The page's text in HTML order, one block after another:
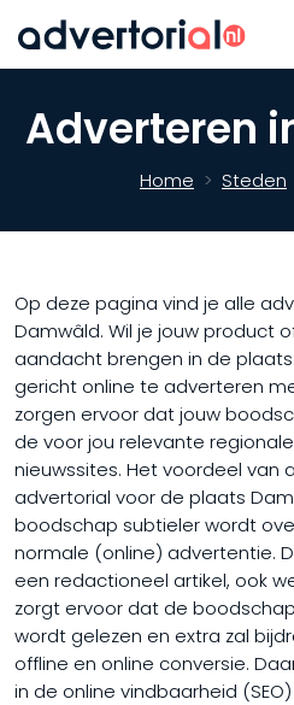
Adverteren
Home Steden
Op deze pagina vind je alle
Damwâld. Wil je jouw product
aandacht brengen in de
gericht online te adverteren
zorgen ervoor dat jouw
de voor jou relevante
nieuwssites. Het voordeel van
advertorial voor de plaats
boodschap subtieler wordt
normale (online) advertentie.
een redactioneel artikel, ook
zorgt ervoor dat de
wordt gelezen en extra zal
offline en online conversie.
in de online vindbaarheid